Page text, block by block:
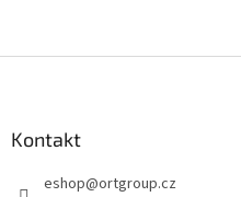
Kontakt
eshop@ortgroup.cz